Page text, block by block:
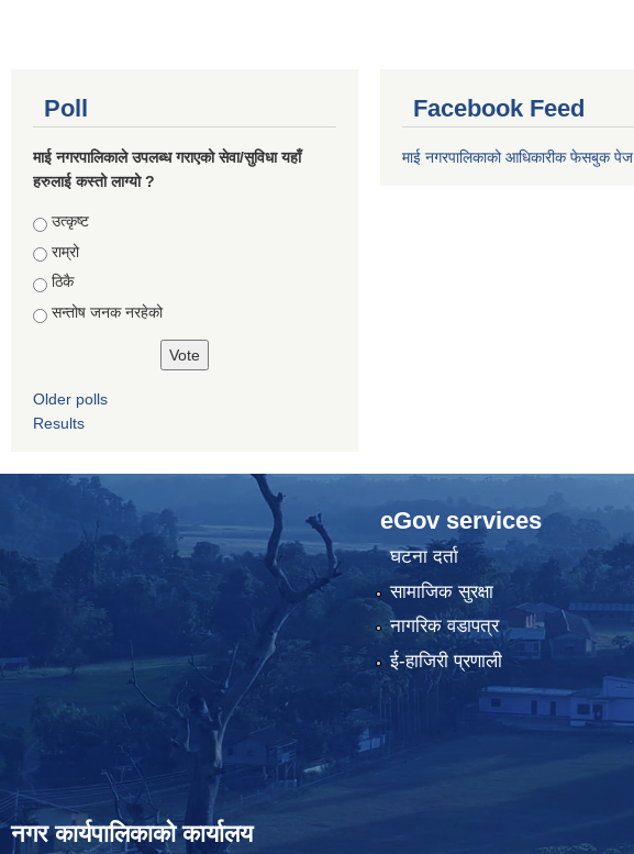
Poll
माई नगरपालिकाले उपलब्ध गराएको सेवा/सुविधा यहाँ
हरुलाई कस्तो लाग्यो ?
Choices
उत्कृष्ट
राम्रो
ठिकै
सन्तोष जनक नरहेको
Older polls
Results
Facebook Feed
माई नगरपालिकाको आधिकारीक फेसबुक पेज
eGov services
घटना दर्ता
सामाजिक सुरक्षा
नागरिक वडापत्र
ई-हाजिरी प्रणाली
नगर कार्यपालिकाको कार्यालय